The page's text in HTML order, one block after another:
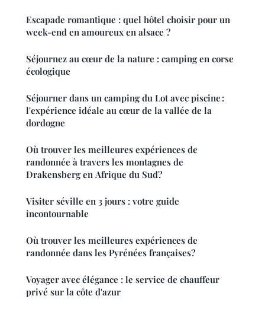
Escapade romantique : quel hôtel choisir pour un
week-end en amoureux en alsace ?
Séjournez au cœur de la nature : camping en corse
écologique
Séjourner dans un camping du Lot avec piscine :
l'expérience idéale au cœur de la vallée de la
dordogne
Où trouver les meilleures expériences de
randonnée à travers les montagnes de
Drakensberg en Afrique du Sud?
Visiter séville en 3 jours : votre guide
incontournable
Où trouver les meilleures expériences de
randonnée dans les Pyrénées françaises?
Voyager avec élégance : le service de chauffeur
privé sur la côte d'azur